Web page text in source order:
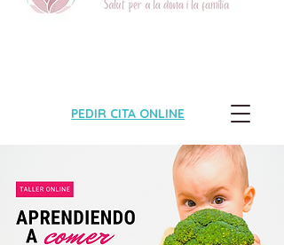
PEDIR CITA ONLINE